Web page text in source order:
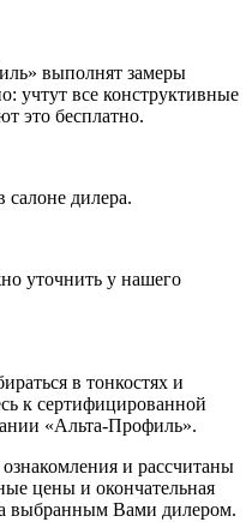
выполнят замеры
учтут все конструктивные
это бесплатно.
дилера.
уточнить у нашего
в тонкостях и
к сертифицированной
«Альта-Профиль».
и рассчитаны
цены и окончательная
выбранным Вами дилером.